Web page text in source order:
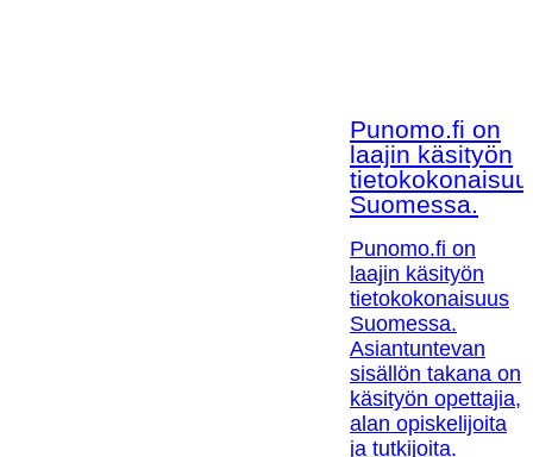
Punomo.fi on
laajin käsityön
Suomessa.
Punomo.fi on
laajin käsityön
tietokokonaisuus
Suomessa.
Asiantuntevan
sisällön takana on
käsityön opettajia,
alan opiskelijoita
ja tutkijoita.